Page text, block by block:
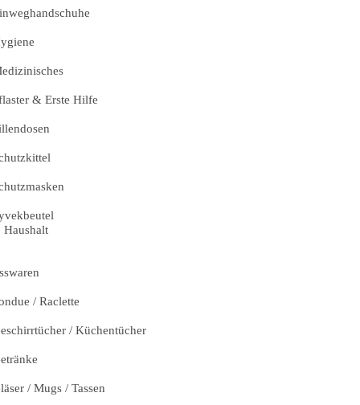
& Erste Hilfe
Haushalt
/ Raclette
/ Küchentücher
/ Mugs / Tassen